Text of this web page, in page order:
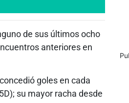
de sus últimos ocho
anteriores en
goles en cada
su mayor racha desde